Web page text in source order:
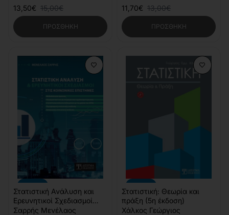
13,50€ 15,00€
ΠΡΟΣΘΉΚΗ
11,70€ 13,00€
ΠΡΟΣΘΉΚΗ
-10%
Στατιστική Ανάλυση και
Ερευνητικοί Σχεδιασμοί
στις Κοινωνικές Επιστήμες
Σαρρής Μενέλαος
-10%
Στατιστική: Θεωρία και
πράξη (5η έκδοση)
Χάλκος Γεώργιος